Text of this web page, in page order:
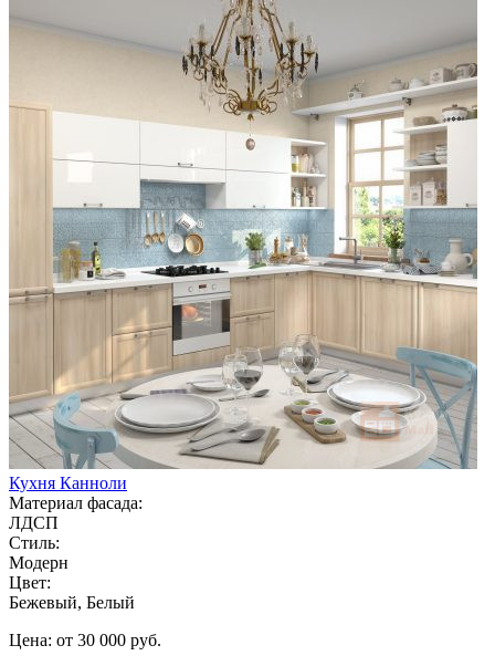
Кухня Канноли
Материал фасада:
ЛДСП
Стиль:
Модерн
Цвет:
Бежевый, Белый
Цена: от 30 000 руб.